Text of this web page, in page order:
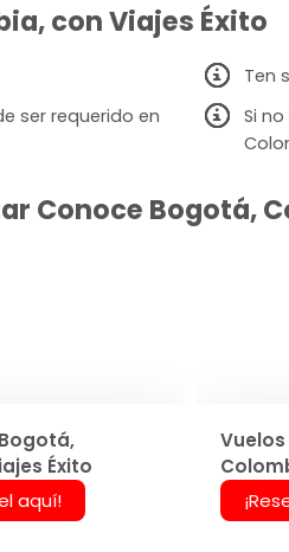
con Viajes Éxito
Ten
ser requerido en
Si
Conoce Bogotá,
Éxito
aquí!